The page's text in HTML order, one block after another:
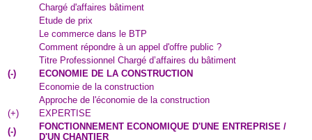
Chargé d'affaires bâtiment
Etude de prix
Le commerce dans le BTP
Comment répondre à un appel d'offre public ?
Titre Professionnel Chargé d’affaires du bâtiment
(-)
ECONOMIE DE LA CONSTRUCTION
Economie de la construction
Approche de l'économie de la construction
(+)
EXPERTISE
(-)
FONCTIONNEMENT ECONOMIQUE D'UNE ENTREPRISE /
D'UN CHANTIER